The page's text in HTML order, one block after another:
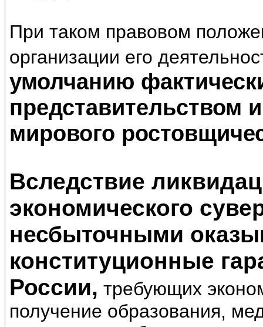
При таком правовом
организации его
умолчанию
представительством
мирового
Вследствие
экономического
несбыточными
конституционные
России, требующих
получение образования,